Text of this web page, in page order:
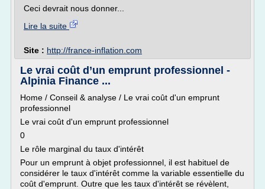
Ceci devrait nous donner...
Lire la suite
Site : http://france-inflation.com
Le vrai coût d’un emprunt professionnel -
Alpinia Finance ...
Home / Conseil & analyse / Le vrai coût d'un emprunt
professionnel
Le vrai coût d'un emprunt professionnel
0
Le rôle marginal du taux d'intérêt
Pour un emprunt à objet professionnel, il est habituel de
considérer le taux d'intérêt comme la variable essentielle du
coût d'emprunt. Outre que les taux d'intérêt se révèlent,